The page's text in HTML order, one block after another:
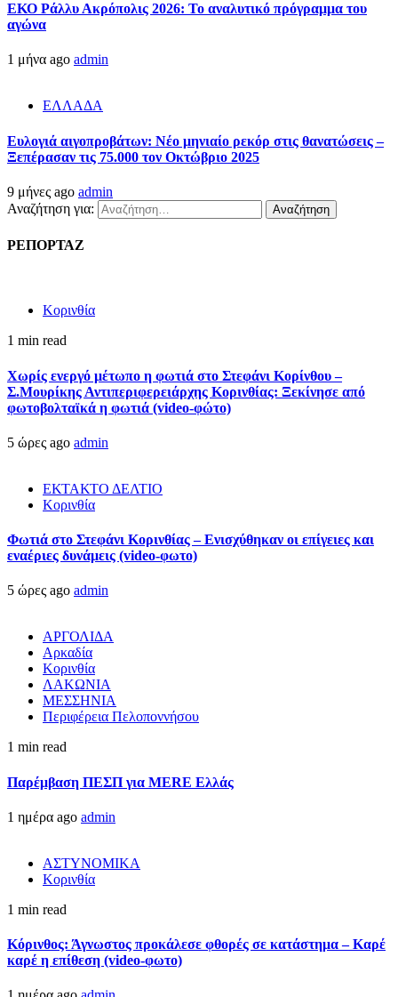
ΕΚΟ Ράλλυ Ακρόπολις 2026: Το αναλυτικό πρόγραμμα του
αγώνα
1 μήνα ago admin
ΕΛΛΑΔΑ
Ευλογιά αιγοπροβάτων: Νέο μηνιαίο ρεκόρ στις θανατώσεις –
Ξεπέρασαν τις 75.000 τον Οκτώβριο 2025
9 μήνες ago admin
Αναζήτηση για:
ΡΕΠΟΡΤΑΖ
Κορινθία
1 min read
Χωρίς ενεργό μέτωπο η φωτιά στο Στεφάνι Κορίνθου –
Σ.Μουρίκης Αντιπεριφερειάρχης Κορινθίας: Ξεκίνησε από
φωτοβολταϊκά η φωτιά (video-φώτο)
5 ώρες ago admin
ΕΚΤΑΚΤΟ ΔΕΛΤΙΟ
Κορινθία
Φωτιά στο Στεφάνι Κορινθίας – Ενισχύθηκαν οι επίγειες και
εναέριες δυνάμεις (video-φωτο)
5 ώρες ago admin
ΑΡΓΟΛΙΔΑ
Αρκαδία
Κορινθία
ΛΑΚΩΝΙΑ
ΜΕΣΣΗΝΙΑ
Περιφέρεια Πελοποννήσου
1 min read
Παρέμβαση ΠΕΣΠ για MERE Ελλάς
1 ημέρα ago admin
ΑΣΤΥΝΟΜΙΚΑ
Κορινθία
1 min read
Κόρινθος: Άγνωστος προκάλεσε φθορές σε κατάστημα – Καρέ
καρέ η επίθεση (video-φωτο)